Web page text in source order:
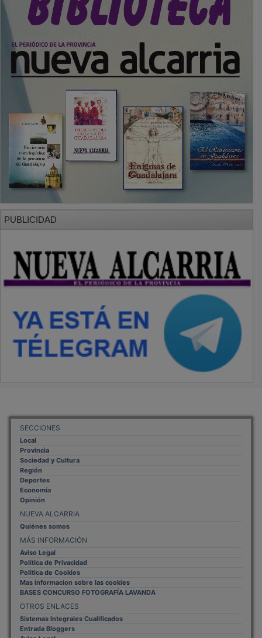
SECCIONES
Local
Provincia
Sociedad y Cultura
Región
Deportes
Economía
Opinión
NUEVA ALCARRIA
Quiénes somos
MÁS INFORMACIÓN
Aviso Legal
Política de Privacidad
Politica de Cookies
Mas informacion sobre las cookies
BASES CONCURSO FOTOGRAFÍA LAVANDA
Sistemas Integrales Cualificados
Entrada Bloggers
Aviso Legal